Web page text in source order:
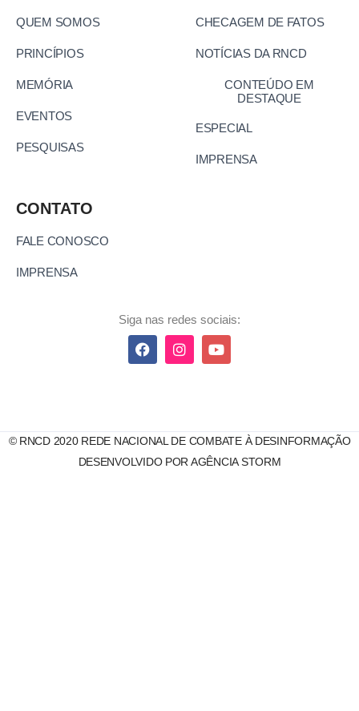
QUEM SOMOS
PRINCÍPIOS
MEMÓRIA
EVENTOS
PESQUISAS
CHECAGEM DE FATOS
NOTÍCIAS DA RNCD
CONTEÚDO EM
DESTAQUE
ESPECIAL
IMPRENSA
CONTATO
FALE CONOSCO
IMPRENSA
Siga nas redes sociais:
© RNCD 2020 REDE NACIONAL DE COMBATE À DESINFORMAÇÃO
DESENVOLVIDO POR AGÊNCIA STORM